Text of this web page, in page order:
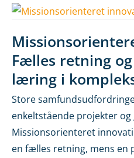
Fælles retning
læring i
Store
enkeltstående projekter
Missionsorienteret
en fælles retning, mens en